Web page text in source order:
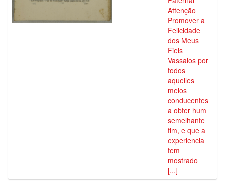
Attenção
Promover a
Felicidade
dos Meus
Fieis
Vassalos por
todos
aquelles
meios
conducentes
a obter hum
semelhante
fim, e que a
experiencia
tem
mostrado
[...]